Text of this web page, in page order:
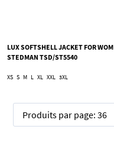
LUX SOFTSHELL JACKET FOR
STEDMAN TSD/ST5540
XS S M L XL XXL 3XL
Produits par page: 36